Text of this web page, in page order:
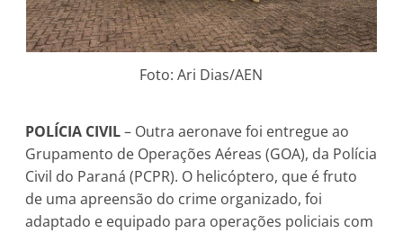
Foto: Ari Dias/AEN
POLÍCIA CIVIL– Outra aeronave foi entregue ao
Grupamento de Operações Aéreas (GOA), da Polícia
Civil do Paraná (PCPR). O helicóptero, que é fruto
de uma apreensão do crime organizado, foi
adaptado e equipado para operações policiais com